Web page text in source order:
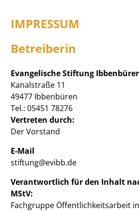
IMPRESSUM
Betreiberin
Evangelische Stiftung
Kanalstraße 11
49477 Ibbenbüren
Tel.: 05451 78276
Vertreten durch:
Der Vorstand
E-Mail
stiftung@evibb.de
Verantwortlich für den Inhalt
MStV:
Fachgruppe Öffentlichkeitsarbeit